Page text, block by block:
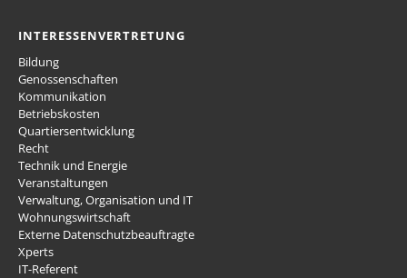
INTERESSENVERTRETUNG
Bildung
Genossenschaften
Kommunikation
Betriebskosten
Quartiersentwicklung
Recht
Technik und Energie
Veranstaltungen
Verwaltung, Organisation und IT
Wohnungswirtschaft
Externe Datenschutzbeauftragte
Xperts
IT-Referent